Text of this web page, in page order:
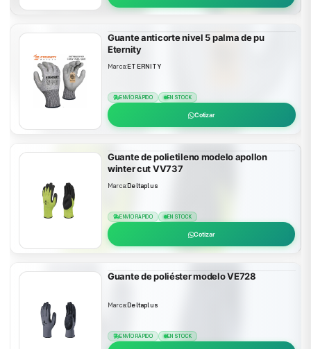
Guante anticorte nivel 5 palma de pu
Eternity
Marca:ETERNITY
ENVÍO RÁPIDO EN STOCK
Cotizar
Guante de polietileno modelo apollon
winter cut VV737
Marca:Deltaplus
ENVÍO RÁPIDO EN STOCK
Cotizar
Guante de poliéster modelo VE728
Marca:Deltaplus
ENVÍO RÁPIDO EN STOCK